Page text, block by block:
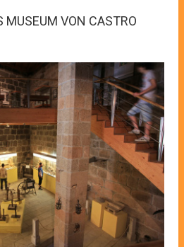
MUSEUM VON CASTRO